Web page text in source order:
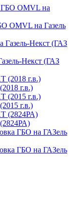
OMVL на Газель
Некст (ГАЗ
г.в.)
г.в.)
ГБО на ГАЗель
ГБО на ГАЗель